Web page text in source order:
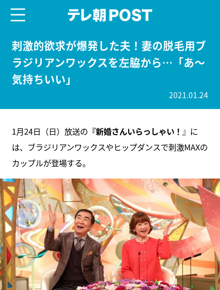
刺激的欲求が爆発した夫！妻の脱毛用ブ
ラジリアンワックスを左脇から…「あ～
気持ちいい」
2021.01.24
1月24日（日）放送の 『新婚さんいらっしゃい！ 』に
は、ブラジリアンワックスやヒップダンスで刺激MAXの
カップルが登場する。